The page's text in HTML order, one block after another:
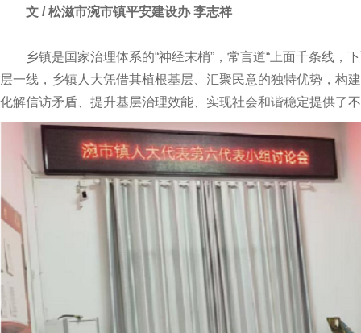
文 / 松滋市涴市镇平安建设办 李志祥
乡镇是国家治理体系的“神经末梢”，常言道“上面千条线，
层一线，乡镇人大凭借其植根基层、汇聚民意的独特优势，构
化解信访矛盾、提升基层治理效能、实现社会和谐稳定提供了